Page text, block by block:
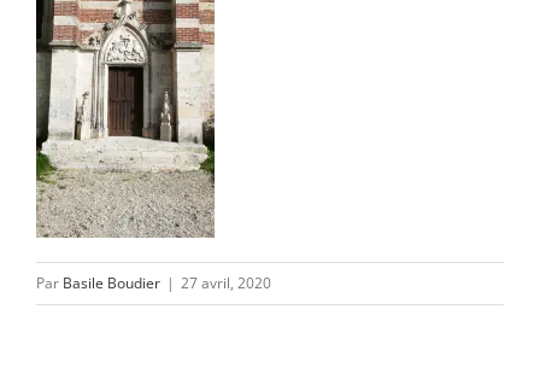
L’ASSOCIATION
CONTACT/ACCÈS
Par Basile Boudier | 27 avril, 2020